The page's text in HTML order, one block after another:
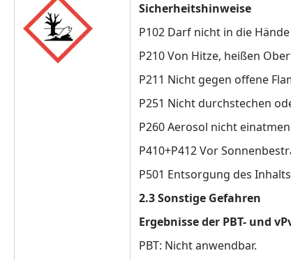
Sicherheitshinweise
P102 Darf nicht in die
P210 Von Hitze, heißen
P211 Nicht gegen offene
P251 Nicht durchstechen
P260 Aerosol nicht
P410+P412 Vor
P501 Entsorgung des
2.3 Sonstige Gefahren
Ergebnisse der PBT- und
PBT: Nicht anwendbar.